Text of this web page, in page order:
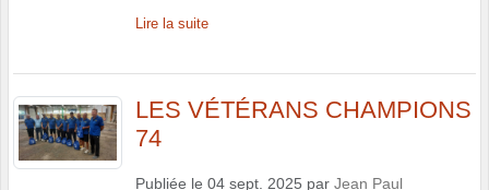
Lire la suite
LES VÉTÉRANS CHAMPIONS
74
Publiée le 04 sept. 2025 par Jean Paul